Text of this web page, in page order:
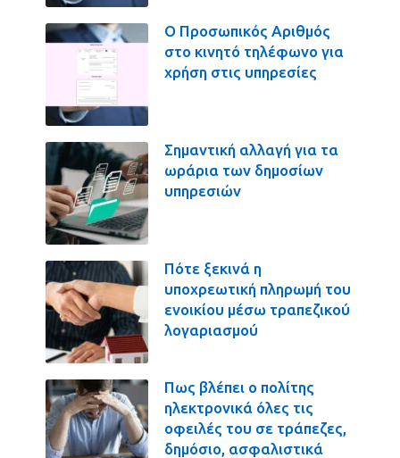
Ο Προσωπικός Αριθμός
στο κινητό τηλέφωνο για
χρήση στις υπηρεσίες
Σημαντική αλλαγή για τα
ωράρια των δημοσίων
υπηρεσιών
Πότε ξεκινά η
υποχρεωτική πληρωμή του
ενοικίου μέσω τραπεζικού
λογαριασμού
Πως βλέπει ο πολίτης
ηλεκτρονικά όλες τις
οφειλές του σε τράπεζες,
δημόσιο, ασφαλιστικά